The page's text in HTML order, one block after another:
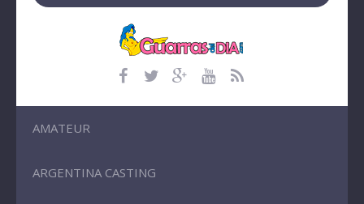
AMATEUR
ARGENTINA CASTING